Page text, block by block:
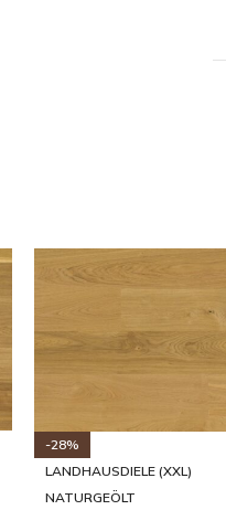
-30%
LANDHAUSDIELE (XXXL)
NATURGEÖLT EINGEFÄRBT